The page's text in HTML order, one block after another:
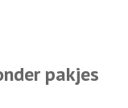
pakjes